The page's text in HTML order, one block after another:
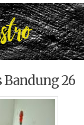
Bandung 26